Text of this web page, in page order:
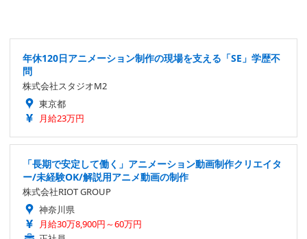
年休120日アニメーション制作の現場を支える「SE」学歴不
問
株式会社スタジオM2
東京都
月給23万円
「長期で安定して働く」アニメーション動画制作クリエイタ
ー/未経験OK/解説用アニメ動画の制作
株式会社RIOT GROUP
神奈川県
月給30万8,900円～60万円